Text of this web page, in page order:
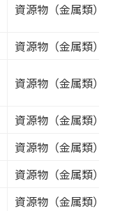
資源物（金属類）
資源物（金属類）
資源物（金属類）
資源物（金属類）
資源物（金属類）
資源物（金属類）
資源物（金属類）